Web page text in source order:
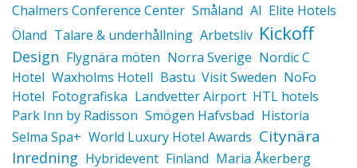
Chalmers Conference Center Småland AI Elite Hotels
Öland Talare & underhållning Arbetsliv Kickoff
Design Flygnära möten Norra Sverige Nordic C
Hotel Waxholms Hotell Bastu Visit Sweden NoFo
Hotel Fotografiska Landvetter Airport HTL hotels
Park Inn by Radisson Smögen Hafvsbad Historia
Selma Spa+ World Luxury Hotel Awards Citynära
Inredning Hybridevent Finland Maria Åkerberg